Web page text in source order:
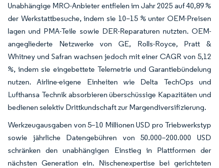
Unabhängige MRO-Anbieter entfielen im Jahr 2025 auf 40,89 %
der Werkstattbesuche, indem sie 10–15 % unter OEM-Preisen
lagen und PMA-Teile sowie DER-Reparaturen nutzten. OEM-
angegliederte Netzwerke von GE, Rolls-Royce, Pratt &
Whitney und Safran wachsen jedoch mit einer CAGR von 5,12
%, indem sie eingebettete Telemetrie und Garantiebündelung
nutzen. Airline-eigene Einheiten wie Delta TechOps und
Lufthansa Technik absorbieren überschüssige Kapazitäten und
bedienen selektiv Drittkundschaft zur Margendiversifizierung.
Werkzeugausgaben von 5–10 Millionen USD pro Triebwerkstyp
sowie jährliche Datengebühren von 50.000–200.000 USD
schränken den unabhängigen Einstieg in Plattformen der
nächsten Generation ein. Nischenexpertise bei gerichteten